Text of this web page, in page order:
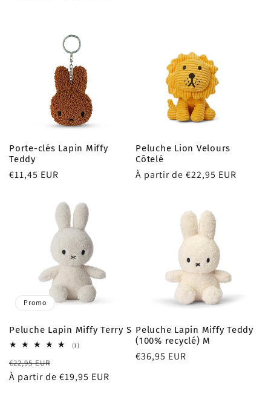
Porte-clés Lapin Miffy
Teddy
Prix
€11,45 EUR
Peluche Lion Velours
Côtelé
Prix
À partir de €22,95 EUR
Promo
Peluche Lapin Miffy Terry S
(1)1
Prix
habituel
€22,95 EUR
promotionnel
À partir de €19,95 EUR
Peluche Lapin Miffy Teddy
(100% recyclé) M
Prix
€36,95 EUR